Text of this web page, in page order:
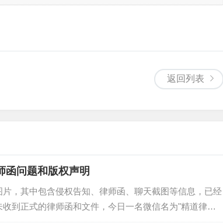
返回列表
函问题和版权声明
，其中包含侵权告知、律师函、聊天截图等信息，已经
到正式的律师函和文件，今日一名微信名为"精道律师